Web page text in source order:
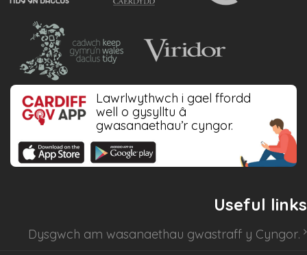
Lawrlwythwch i gael ffordd
well o gysylltu â
gwasanaethau’r cyngor.
Useful links
Dysgwch am wasanaethau gwastraff y Cyngor.